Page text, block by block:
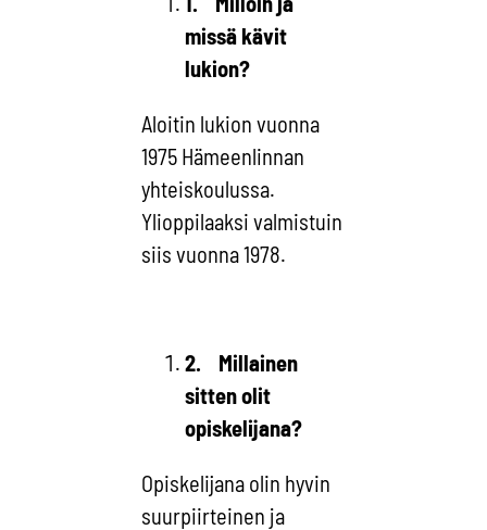
missä kävit
lukion?
Aloitin lukion vuonna
1975 Hämeenlinnan
yhteiskoulussa.
Ylioppilaaksi valmistuin
siis vuonna 1978.
2. Millainen
sitten olit
opiskelijana?
Opiskelijana olin hyvin
suurpiirteinen ja